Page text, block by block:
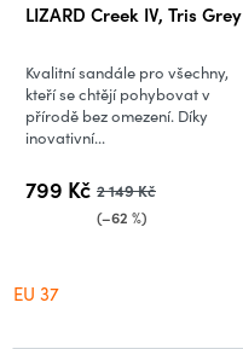
LIZARD Creek IV, Tris Grey
799 Kč 2 149 Kč
(–62 %)
Kvalitní sandále pro všechny,
kteří se chtějí pohybovat v
přírodě bez omezení. Díky
inovativní...
EU 37